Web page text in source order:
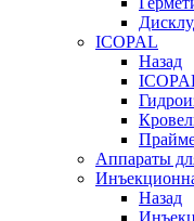
ICOPAL
Назад
Аппараты
Назад